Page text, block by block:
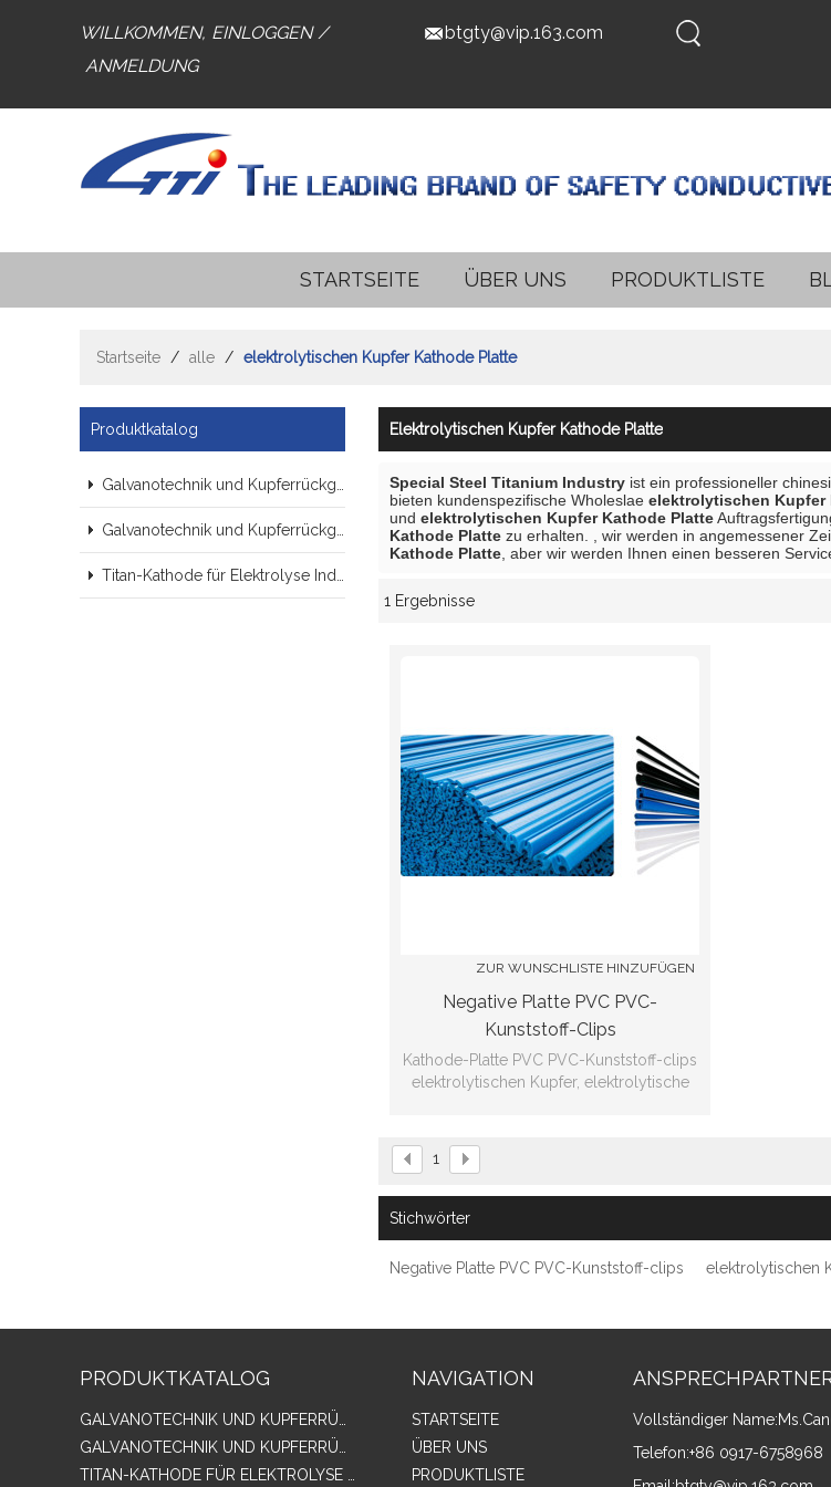
WILLKOMMEN, EINLOGGEN /
ANMELDUNG
btgty@vip.163.com
STARTSEITE ÜBER UNS PRODUKTLISTE
Startseite / alle / elektrolytischen Kupfer Kathode Platte
Produktkatalog Elektrolytischen Kupfer Kathode Platte
Special Steel Titanium Industry ist ein professioneller
bieten kundenspezifische Wholeslae elektrolytischen Kupfer
und elektrolytischen Kupfer Kathode Platte
Kathode Platte zu erhalten. , wir werden in angemessener
Kathode Platte , aber wir werden Ihnen einen besseren
1 Ergebnisse
ZUR WUNSCHLISTE HINZUFÜGEN
Negative Platte PVC PVC-
Kunststoff-Clips
Kathode-Platte PVC PVC-Kunststoff-clips
elektrolytischen Kupfer, elektrolytische
1
Stichwörter
Negative Platte PVC PVC-Kunststoff-clips elektrolytischen
PRODUKTKATALOG NAVIGATION
STARTSEITE
ÜBER UNS
PRODUKTLISTE
Vollständiger Name:
Telefon:+86 0917-6758968